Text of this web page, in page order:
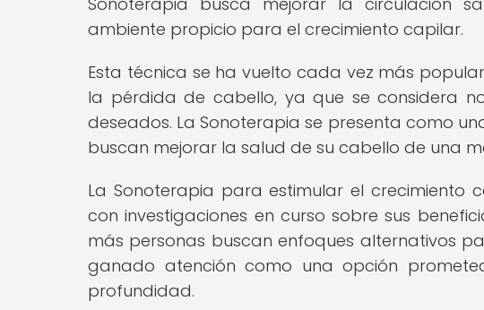
ambiente propicio para el crecimiento capilar.
Esta técnica se ha vuelto cada vez más
la pérdida de cabello, ya que se considera
deseados. La Sonoterapia se presenta como
buscan mejorar la salud de su cabello de una
La Sonoterapia para estimular el crecimiento
con investigaciones en curso sobre sus
más personas buscan enfoques alternativos
ganado atención como una opción
profundidad.